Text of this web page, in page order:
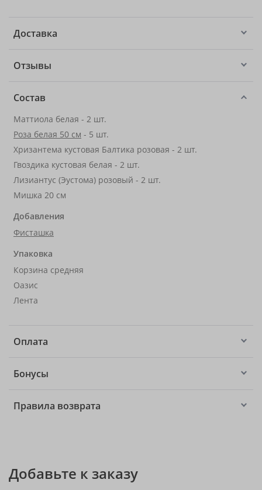
Доставка
Отзывы
Состав
Маттиола белая - 2 шт.
Роза белая 50 см - 5 шт.
Хризантема кустовая Балтика розовая - 2 шт.
Гвоздика кустовая белая - 2 шт.
Лизиантус (Эустома) розовый - 2 шт.
Мишка 20 см
Добавления
Фисташка
Упаковка
Корзина средняя
Оазис
Лента
Оплата
Бонусы
Правила возврата
Добавьте к заказу